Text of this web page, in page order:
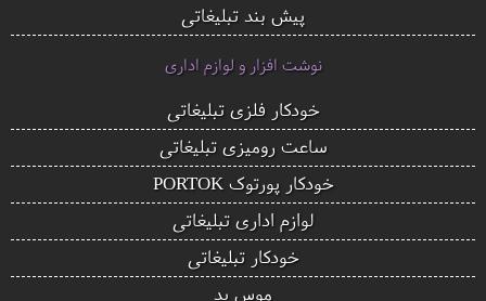
پیش بند تبلیغاتی
نوشت افزار و لوازم اداری
خودکار فلزی تبلیغاتی
ساعت رومیزی تبلیغاتی
خودکار پورتوک PORTOK
لوازم اداری تبلیغاتی
خودکار تبلیغاتی
موس پد